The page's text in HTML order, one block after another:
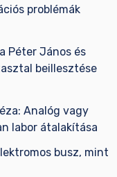
problémák
Péter János és
beillesztése
Analóg vagy
labor átalakítása
busz, mint